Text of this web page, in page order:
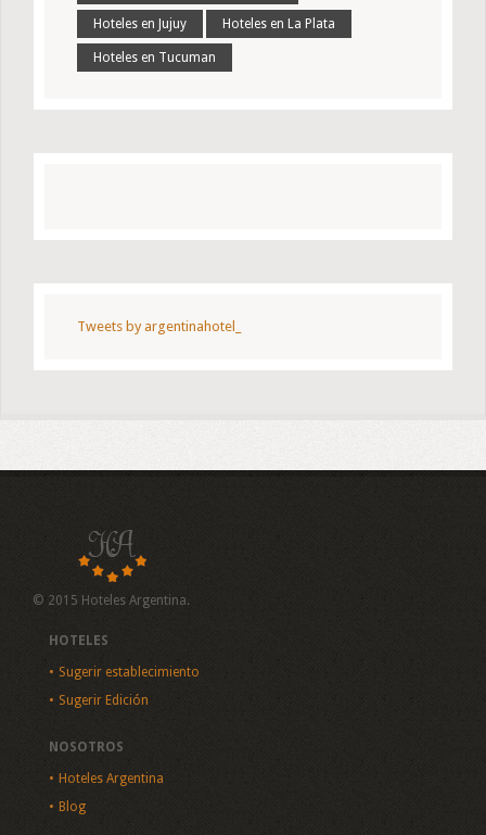
Hoteles en Jujuy Hoteles en La Plata
Hoteles en Tucuman
Tweets by argentinahotel_
© 2015 Hoteles Argentina.
HOTELES
Sugerir establecimiento
Sugerir Edición
NOSOTROS
Hoteles Argentina
Blog